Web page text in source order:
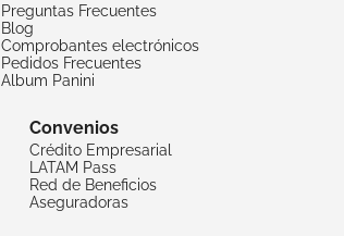
Preguntas Frecuentes
Blog
Comprobantes electrónicos
Pedidos Frecuentes
Album Panini
Convenios
Crédito Empresarial
LATAM Pass
Red de Beneficios
Aseguradoras